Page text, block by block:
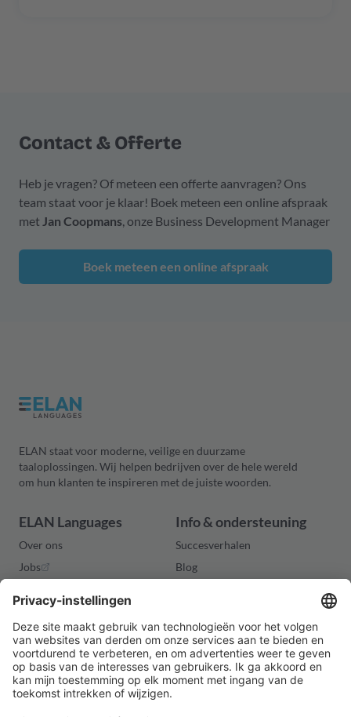
Contact & Offerte
Heb je vragen? Of meteen een offerte aanvragen? Ons
team staat voor je klaar! Boek meteen een online afspraak
met Jan Coopmans , onze Business Development Manager
Boek meteen een online afspraak
ELAN staat voor moderne, veilige en duurzame
taaloplossingen. Wij helpen bedrijven over de hele wereld
om hun klanten te inspireren met de juiste woorden.
ELAN Languages
Over ons
Jobs
Info & ondersteuning
Succesverhalen
Blog
Legal
Privacyverklaring
Algemene voorwaarden